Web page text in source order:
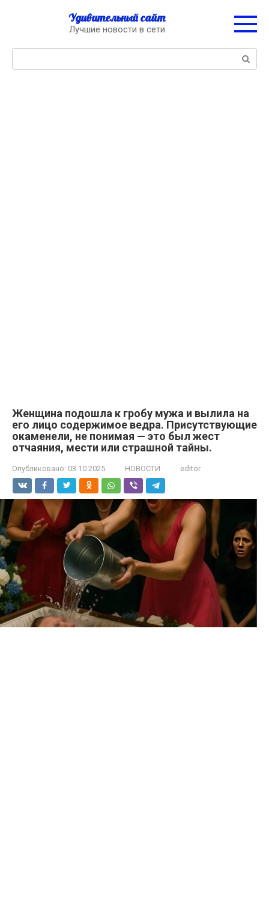
Удивительный сайт
Лучшие новости в сети
Женщина подошла к гробу мужа и вылила на
его лицо содержимое ведра. Присутствующие
окаменели, не понимая — это был жест
отчаяния, мести или страшной тайны.
Опубликовано: 03.10.2025 НОВОСТИ editor